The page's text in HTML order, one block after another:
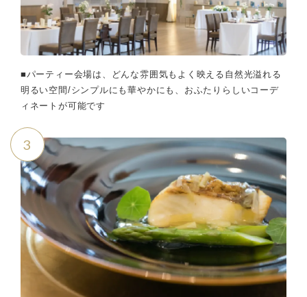
■パーティー会場は、どんな雰囲気もよく映える自然光溢れる
明るい空間/シンプルにも華やかにも、おふたりらしいコーデ
ィネートが可能です
3